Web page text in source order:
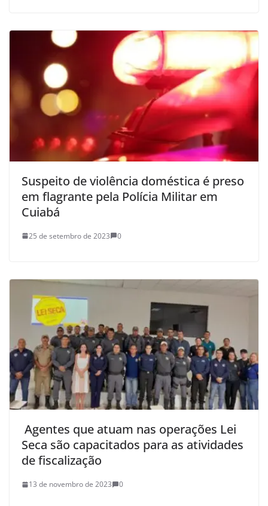
Suspeito de violência doméstica é preso
em flagrante pela Polícia Militar em
Cuiabá
25 de setembro de 2023 0
Agentes que atuam nas operações Lei
Seca são capacitados para as atividades
de fiscalização
13 de novembro de 2023 0